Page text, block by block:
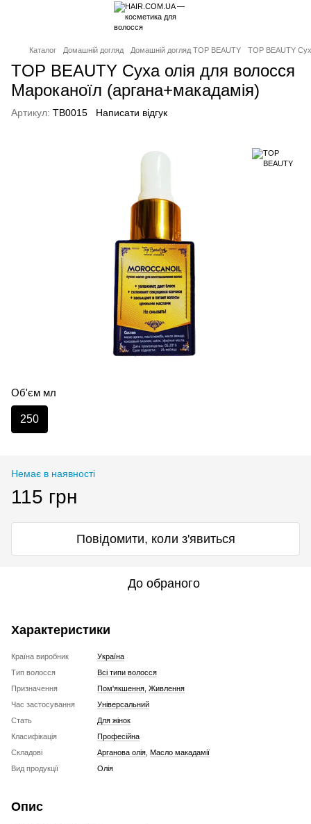
Каталог Домашній догляд Домашній догляд TOP BEAUTY TOP BEAUTY
TOP BEAUTY Суха олія для волосся
Мароканоїл (аргана+макадамія)
Артикул: TB0015 Написати відгук
Об'єм мл
250
Немає в наявності
115 грн
Повідомити, коли з'явиться
До обраного
Характеристики
Країна виробник
Україна
Тип волосся
Всі типи волосся
Призначення
Пом'якшення Живлення
Час застосування
Універсальний
Стать
Для жінок
Класифікація
Професійна
Складові
Арганова олія Масло макадамії
Вид продукції
Олія
Опис